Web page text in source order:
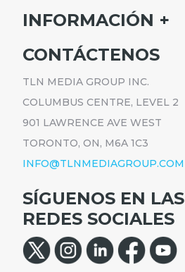
INICIO
PROGRAMAS
INFORMACIÓN
SUSCRÍBETE
CARRERAS
POLÍTICA DE PRIVACIDAD
ACCESIBILIDAD
CONTÁCTENOS
TLN MEDIA GROUP INC.
COLUMBUS CENTRE, LEVEL 2
901 LAWRENCE AVE WEST
TORONTO, ON, M6A 1C3
INFO@TLNMEDIAGROUP.COM
SÍGUENOS EN LAS
REDES SOCIALES